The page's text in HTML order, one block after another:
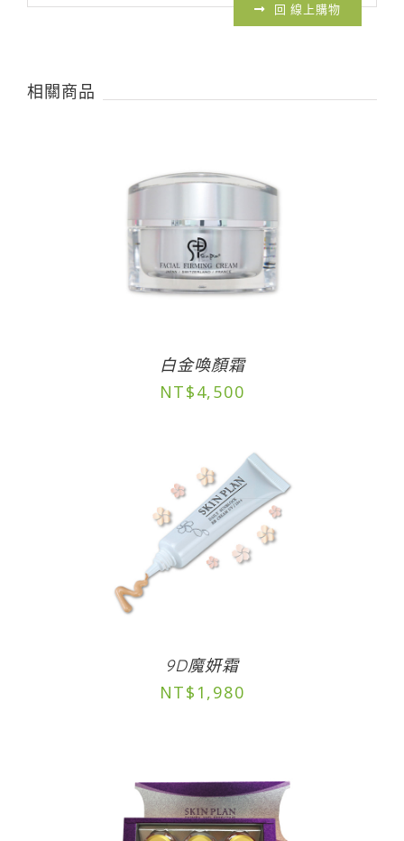
回 線上購物
相關商品
白金喚顏霜
NT$4,500
9D魔妍霜
NT$ 1,980